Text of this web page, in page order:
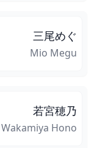
三尾めぐ
Mio Megu
若宮穂乃
Wakamiya Hono